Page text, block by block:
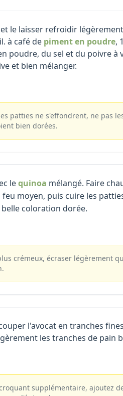
et le laisser refroidir
à café de piment en poudre,
poudre, du sel et du poivre
et bien mélanger.
patties ne s'effondrent, ne pas
bien dorées.
lequinoa mélangé. Faire
moyen, puis cuire les
coloration dorée.
crémeux, écraser légèrement
l'avocat en tranches
les tranches de pain
supplémentaire, ajoutez